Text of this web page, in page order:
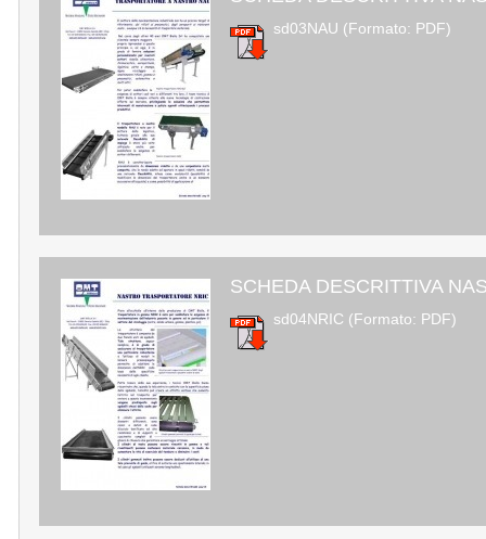
sd03NAU (Formato: PDF)
SCHEDA DESCRITTIVA
sd04NRIC (Formato: PDF)